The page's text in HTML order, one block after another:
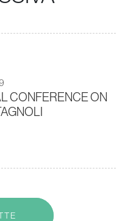
CONFERENCE ON